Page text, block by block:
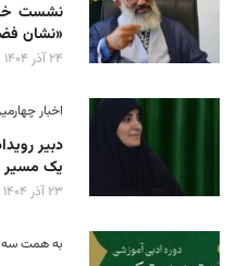
نشست
«نشان
۲۴ آذر ۱۴۰۴
اخبار
دبیر
یک مسیر
۲۳ آذر ۱۴۰۴
به همت سه